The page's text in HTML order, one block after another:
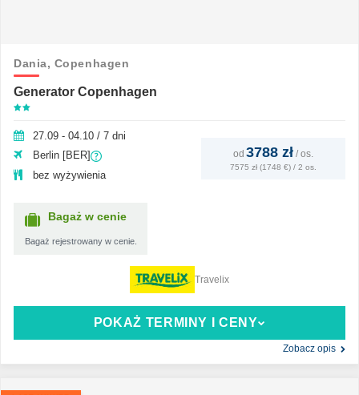
Dania, Copenhagen
Generator Copenhagen
27.09 - 04.10 / 7 dni
Berlin [BER]
bez wyżywienia
Bagaż w cenie
Bagaż rejestrowany w cenie.
od 3788 zł / os.
7575 zł (1748 €) / 2 os.
POKAŻ TERMINY I CENY
Zobacz opis
Travelix